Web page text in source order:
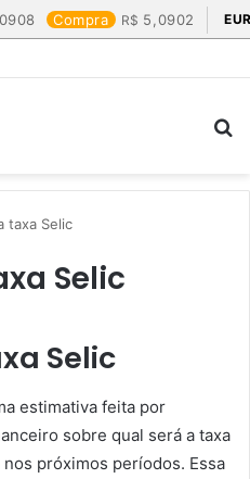
Compra 5,0902
mais valem a pena
taxa Selic
Selic
Selic
estimativa feita por
sobre qual será a taxa
próximos períodos. Essa